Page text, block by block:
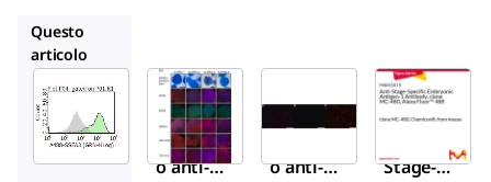
Questo
articolo
Sigma-
Aldrich
MAB4303I
Anticorp
o anti-
MAB4304
o anti-
Sigma-
Aldrich
MAB4301
Stage-